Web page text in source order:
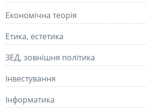
Економічна теорія
Етика, естетика
ЗЕД, зовнішня політика
Інвестування
Інформатика